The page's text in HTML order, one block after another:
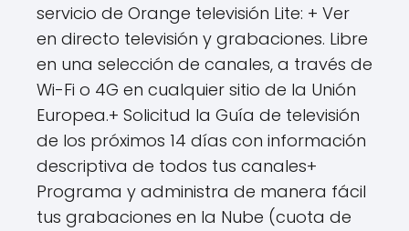
servicio de Orange televisión Lite: + Ver
en directo televisión y grabaciones. Libre
en una selección de canales, a través de
Wi-Fi o 4G en cualquier sitio de la Unión
Europea.+ Solicitud la Guía de televisión
de los próximos 14 días con información
descriptiva de todos tus canales+
Programa y administra de manera fácil
tus grabaciones en la Nube (cuota de